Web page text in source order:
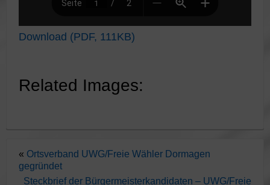
Download (PDF, 111KB)
Related Images:
« Ortsverband UWG/Freie Wähler Dormagen
gegründet
Steckbrief der Bürgermeisterkandidaten – UWG/Freie